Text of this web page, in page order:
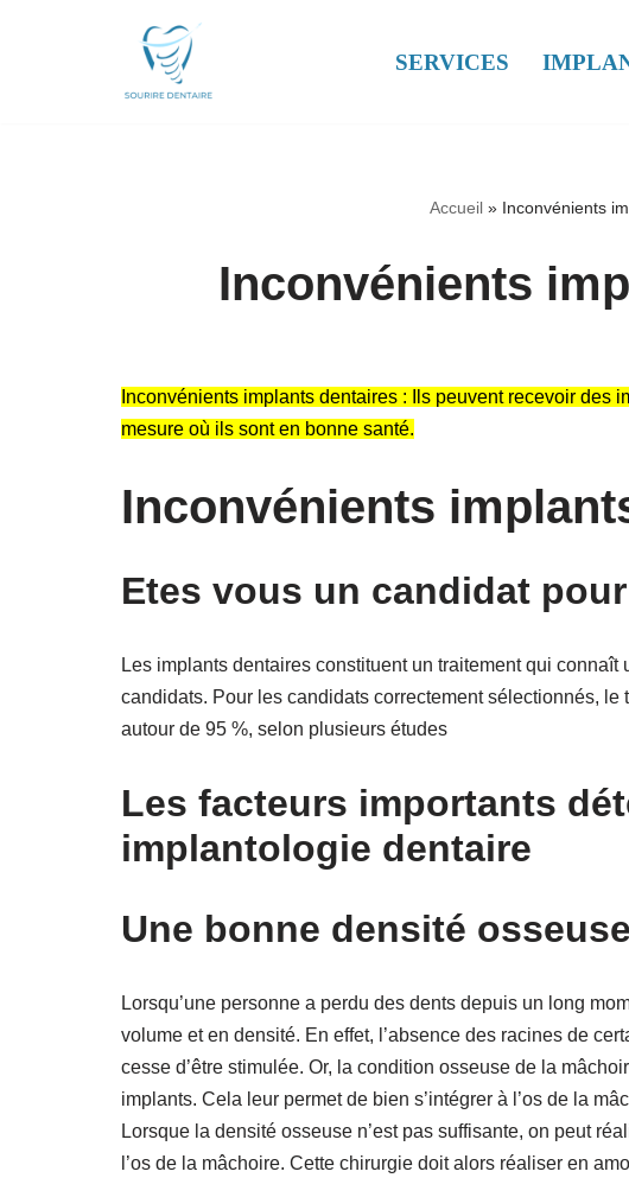
SERVICES
Accueil » Inconvénients
Inconvénients
Inconvénients implants dentaires : Ils peuvent recevoir des
mesure où ils sont en bonne santé.
Inconvénients
Etes vous un candidat
Les implants dentaires constituent un traitement qui
candidats. Pour les candidats correctement sélectionnés,
autour de 95 %, selon plusieurs études
Les facteurs importants
implantologie dentaire
Une bonne densité osseuse
Lorsqu’une personne a perdu des dents depuis un long
volume et en densité. En effet, l’absence des racines de
cesse d’être stimulée. Or, la condition osseuse de la
implants. Cela leur permet de bien s’intégrer à l’os de la
Lorsque la densité osseuse n’est pas suffisante, on peut
l’os de la mâchoire. Cette chirurgie doit alors réaliser en